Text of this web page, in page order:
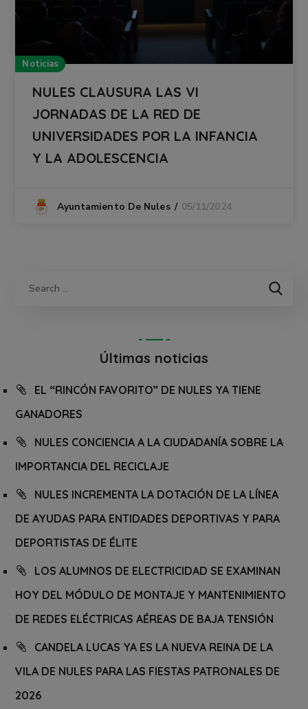
Noticias
NULES CLAUSURA LAS VI
JORNADAS DE LA RED DE
UNIVERSIDADES POR LA INFANCIA
Y LA ADOLESCENCIA
Ayuntamiento De Nules 05/11/2024
Últimas noticias
EL “RINCÓN FAVORITO” DE NULES YA TIENE
GANADORES
NULES CONCIENCIA A LA CIUDADANÍA SOBRE LA
IMPORTANCIA DEL RECICLAJE
NULES INCREMENTA LA DOTACIÓN DE LA LÍNEA
DE AYUDAS PARA ENTIDADES DEPORTIVAS Y PARA
DEPORTISTAS DE ÉLITE
LOS ALUMNOS DE ELECTRICIDAD SE EXAMINAN
HOY DEL MÓDULO DE MONTAJE Y MANTENIMIENTO
DE REDES ELÉCTRICAS AÉREAS DE BAJA TENSIÓN
CANDELA LUCAS YA ES LA NUEVA REINA DE LA
VILA DE NULES PARA LAS FIESTAS PATRONALES DE
2026